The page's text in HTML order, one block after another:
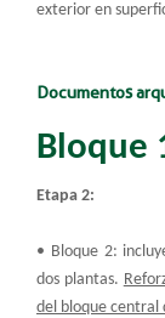
exterior en
Documentos
Bloque
Etapa 2:
• Bloque 2:
dos plantas.
del bloque central